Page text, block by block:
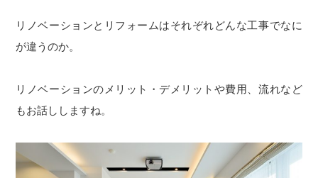
リノベーションとリフォームはそれぞれどんな工事でなに
が違うのか。
リノベーションのメリット・デメリットや費用、流れなど
もお話ししますね。